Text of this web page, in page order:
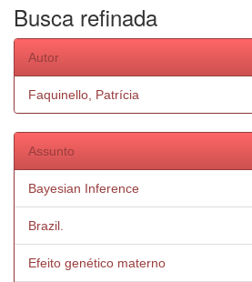
Busca refinada
Autor
Faquinello, Patrícia
Assunto
Bayesian Inference
Brazil.
Efeito genético materno